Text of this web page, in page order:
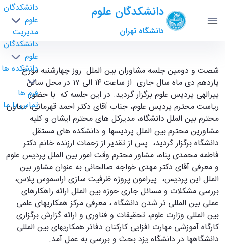
دانشکدگان علوم
دانشگاه تهران
دانشکدگان
علوم
مدیریت
دانشکدگان
علوم
دانشکده ها
فرم ها
تماس با ما
شصت و دومین جلسه مشاوران بین الملل دانشگاه،
همراه با تودیع و معرفه مشاور جدید بین الملل
پردیس علوم در محل پردیس علوم برگزار گردید. -
science- دانشکدگان علوم
شصت و دومین جلسه مشاوران بین الملل روز چهارشنبه مورخ
یازدهم دی ماه سال جاری از ساعت ۱۴ الی ۱۷ در محل سالن
پیرالهی پردیس علوم برگزار ‌گردید. در این جلسه که با حضور
ریاست محترم پردیس علوم، جناب آقای دکتر احمد قهرمانی، معاون
محترم بین الملل دانشگاه، مدیرکل های محترم ایشان و کلیه
مشاورین محترم بین الملل پردیسها و دانشکده های مستقل
دانشگاه برگزار گردید، پس از تقدیر از زحمات ارزنده خانم دکتر
فاطمه محمدی پناه، مشاور محترم وقت امور بین الملل پردیس علوم
و معرفی آقای دکتر مهدی خواجه صالحانی به عنوان مشاور بین
الملل این پردیس، پیرامون پروژه ظرفیت سازی اراسموس پلاس،
بررسی مشکلات و مسائل جاری حوزه بین الملل ارائه راهکارهای
عملی بین المللی تر شدن دانشگاه ، معرفی مرکز همکاریهای علمی
بین المللی وزارت علوم، تحقیقات و فناوری و ارائه گزارش برگزاری
کارگاه آموزشی مهارت افزایی کارکنان دفاتر همکاریهای بین المللی
دانشگاهها در دانشگاه یزد بحث و بررسی به عمل آمد.